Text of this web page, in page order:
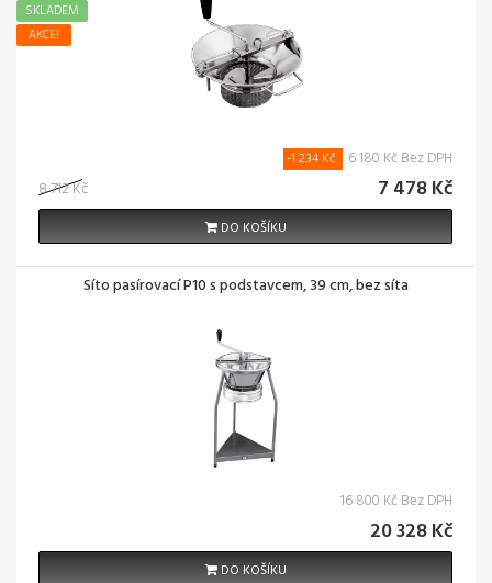
AKCE!
SKLADEM
8 712 Kč
-1 234 Kč 6 180 Kč Bez DPH
7 478 Kč
DO KOŠÍKU
Síto pasírovací P10 s podstavcem, 39 cm, bez síta
16 800 Kč Bez DPH
20 328 Kč
DO KOŠÍKU